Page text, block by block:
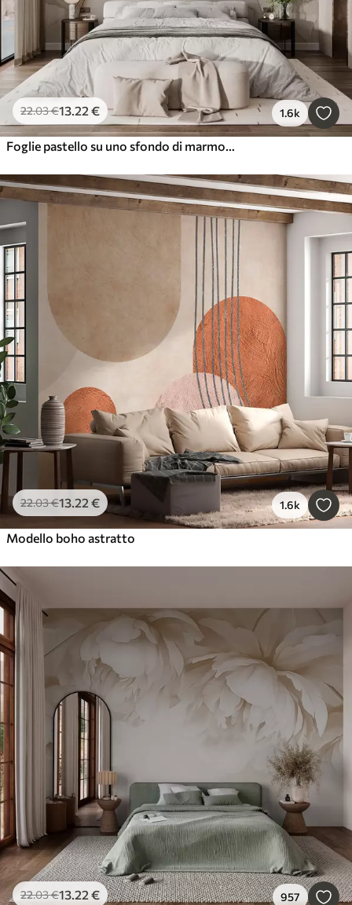
22.03€13.22 € 1.6k
Foglie pastello su uno sfondo di marmo nei toni del beige
22.03€13.22 € 1.6k
Modello boho astratto
22.03€13.22 € 957